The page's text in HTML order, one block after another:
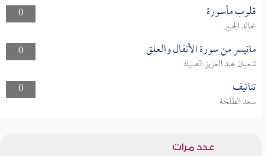
0
قلوب مأسورة
خالد الجبير
0
ماتيسر من سورة الأنفال والعلق
شعبان عبد العزيز الصياد
0
تناتيف
سعد الطلحة
عدد مرات